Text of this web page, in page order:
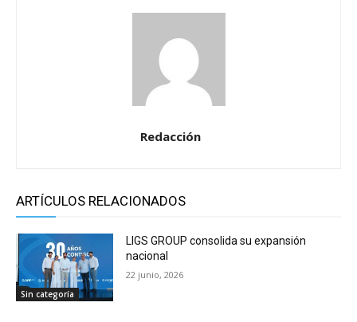
Redacción
ARTÍCULOS RELACIONADOS
Sin categoría
LIGS GROUP consolida su expansión
nacional
22 junio, 2026